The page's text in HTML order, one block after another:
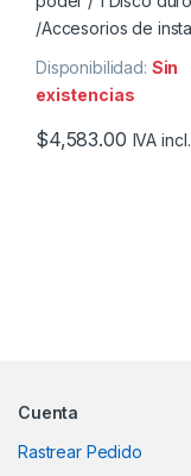
Disponibilidad: Sin
existencias
$4,583.00 IVA incl.
Cuenta
Rastrear Pedido